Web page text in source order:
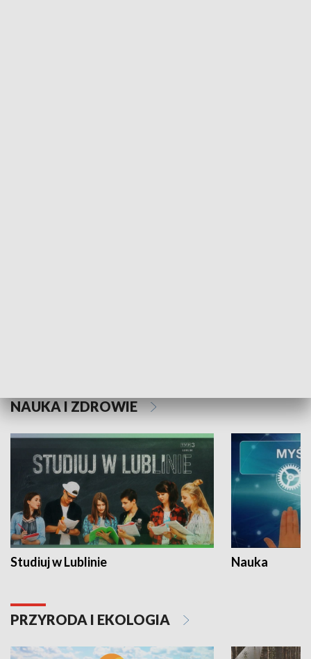
NAUKA I ZDROWIE
Studiuj w Lublinie Nauka
PRZYRODA I EKOLOGIA